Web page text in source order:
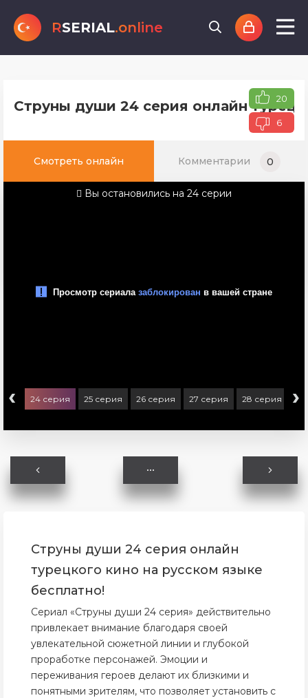
RSERIAL.online
Струны души 24 серия онлайн 20
6
Смотреть онлайн Комментарии 0
Вы остановились на 24 серии
‹ 24 серия 25 серия 26 серия 27 серия 28 серия ›
Струны души 24 серия онлайн
турецкого кино на русском языке
бесплатно!
Сериал «Струны души 24 серия» действительно
привлекает внимание благодаря своей
увлекательной сюжетной линии и глубокой
проработке персонажей. Эмоции и
переживания героев делают их близкими и
понятными зрителям, что позволяет установить с